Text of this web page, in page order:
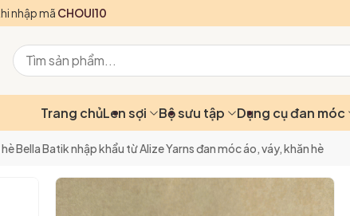
nhập mã CHOUI10
Trang chủLen sợi Bộ sưu tập Dụng cụ đan móc
Bella Batik nhập khẩu từ Alize Yarns đan móc áo, váy, khăn hè